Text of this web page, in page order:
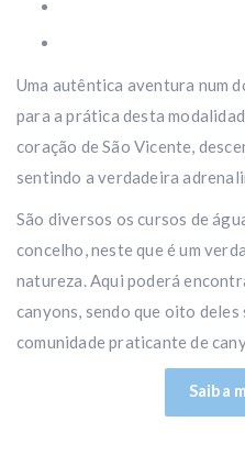
Uma autêntica aventura num
para a prática desta
coração de São Vicente,
sentindo a verdadeira
São diversos os cursos de
concelho, neste que é um
natureza. Aqui poderá
canyons, sendo que oito
comunidade praticante de
Saiba